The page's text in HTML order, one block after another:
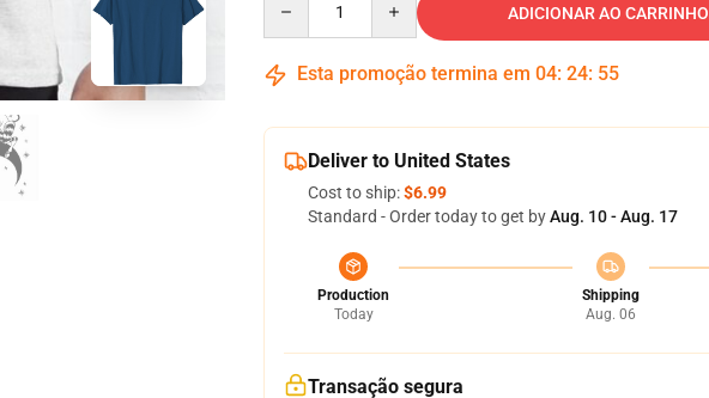
ADICIONAR AO CARRINHO
Esta promoção termina em 04: 24: 54
Deliver to United States
Cost to ship:$6.99
Standard - Order today to get byAug. 10 - Aug. 17
Production
Today
Shipping
Aug. 06
Transação segura